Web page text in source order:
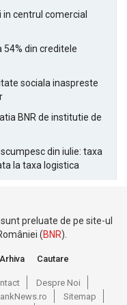
in centrul comercial
din creditele
sociala inaspreste
BNR de institutie de
din iulie: taxa
la taxa logistica
preluate de pe site-ul
(BNR).
Arhiva Cautare
Despre Noi
Sitemap